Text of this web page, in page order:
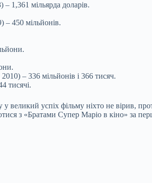
1,361 мільярда доларів.
– 450 мільйонів.
– 336 мільйонів і 366 тисяч.
тисячі.
успіх фільму ніхто не вірив,
з «Братами Супер Маріо в кіно» за